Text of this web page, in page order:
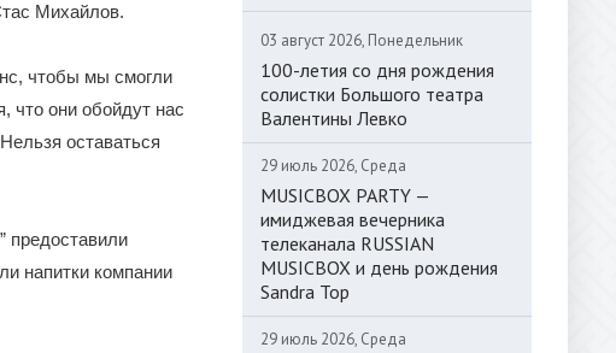
Михайлов.
чтобы мы смогли
что они обойдут нас
оставаться
предоставили
напитки компании
03 август 2026, Понедельник
100-летия со дня рождения
солистки Большого театра
Валентины Левко
29 июль 2026, Среда
MUSICBOX PARTY —
имиджевая вечерника
телеканала RUSSIAN
MUSICBOX и день рождения
Sandra Top
29 июль 2026, Среда